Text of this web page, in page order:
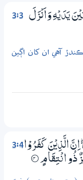
3:3
يَدَيْهِ وَاَنْزَلَ
آهي ان کان اڳين
3:4 الَّذِيْنَ كَفَرُوْا
ذُو انْتِقَامٍ
4‏۝